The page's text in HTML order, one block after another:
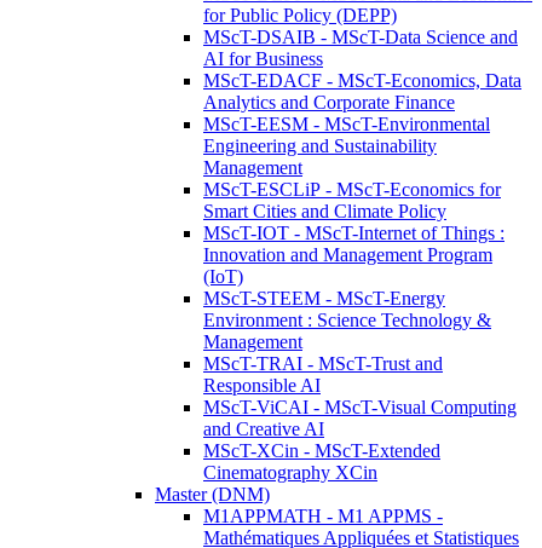
for Public Policy (DEPP)
MScT-DSAIB - MScT-Data Science and
AI for Business
MScT-EDACF - MScT-Economics, Data
Analytics and Corporate Finance
MScT-EESM - MScT-Environmental
Engineering and Sustainability
Management
MScT-ESCLiP - MScT-Economics for
Smart Cities and Climate Policy
MScT-IOT - MScT-Internet of Things :
Innovation and Management Program
(IoT)
MScT-STEEM - MScT-Energy
Environment : Science Technology &
Management
MScT-TRAI - MScT-Trust and
Responsible AI
MScT-ViCAI - MScT-Visual Computing
and Creative AI
MScT-XCin - MScT-Extended
Cinematography XCin
Master (DNM)
M1APPMATH - M1 APPMS -
Mathématiques Appliquées et Statistiques